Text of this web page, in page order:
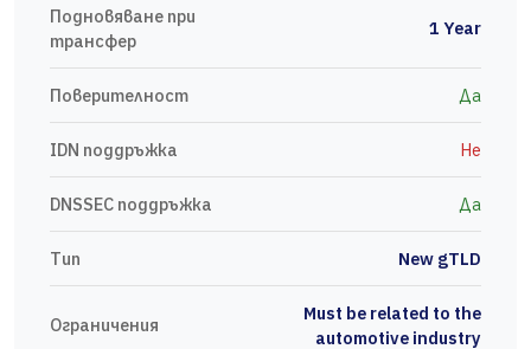
Подновяване при
трансфер
1 Year
Поверителност Да
IDN поддръжка Не
DNSSEC поддръжка Да
Тип New gTLD
Ограничения
Must be related to the
automotive industry